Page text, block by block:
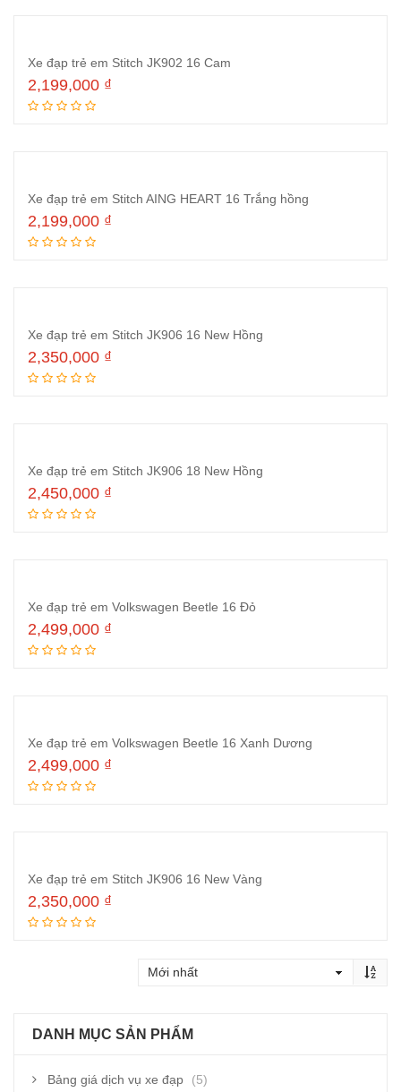
Xe đạp trẻ em Stitch JK902 16 Cam
2,199,000 ₫
Xe đạp trẻ em Stitch AING HEART 16 Trắng hồng
2,199,000 ₫
Xe đạp trẻ em Stitch JK906 16 New Hồng
2,350,000 ₫
Xe đạp trẻ em Stitch JK906 18 New Hồng
2,450,000 ₫
Xe đạp trẻ em Volkswagen Beetle 16 Đỏ
2,499,000 ₫
Xe đạp trẻ em Volkswagen Beetle 16 Xanh Dương
2,499,000 ₫
Xe đạp trẻ em Stitch JK906 16 New Vàng
2,350,000 ₫
DANH MỤC SẢN PHẨM
Bảng giá dịch vụ xe đạp
(5)